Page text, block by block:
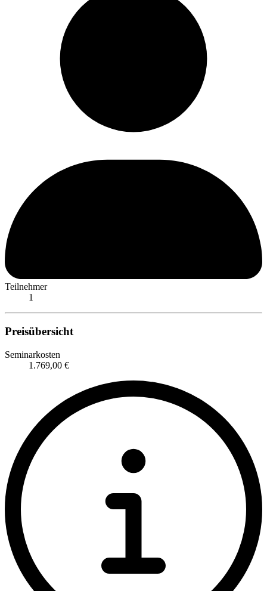
Teilnehmer
1
Preisübersicht
Seminarkosten
1.769,00 €